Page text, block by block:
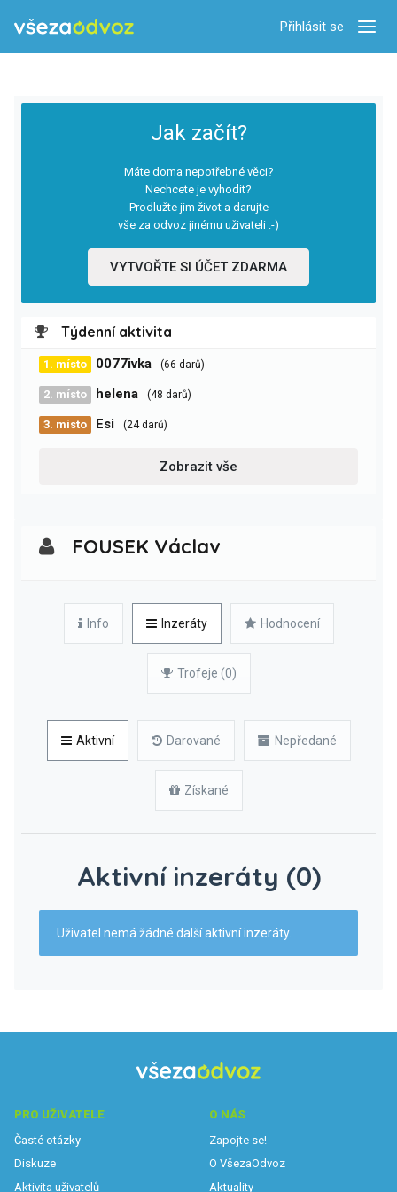
Přihlásit se
Jak začít?
Máte doma nepotřebné věci?
Nechcete je vyhodit?
Prodlužte jim život a darujte
vše za odvoz jinému uživateli :-)
VYTVOŘTE SI ÚČET ZDARMA
Týdenní aktivita
1. místo 0077ivka (66 darů)
2. místo helena (48 darů)
3. místo Esi (24 darů)
Zobrazit vše
FOUSEK Václav
Info Inzeráty Hodnocení
Trofeje (0)
Aktivní Darované Nepředané
Získané
Aktivní inzeráty (0)
Uživatel nemá žádné další aktivní inzeráty.
PRO UŽIVATELE
Časté otázky
Diskuze
Aktivita uživatelů
O NÁS
Zapojte se!
O VšezaOdvoz
Aktuality